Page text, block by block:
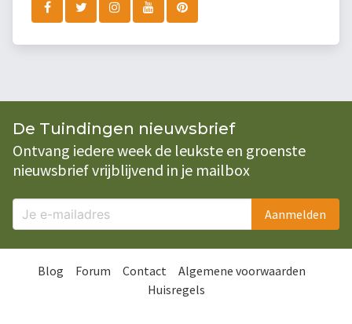
De Tuindingen nieuwsbrief
Ontvang iedere week de leukste en groenste
nieuwsbrief vrijblijvend in je mailbox
Aanmelden
Blog Forum Contact
Algemene voorwaarden
Huisregels